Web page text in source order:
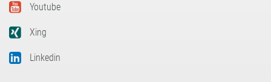
Youtube
Xing
Linkedin